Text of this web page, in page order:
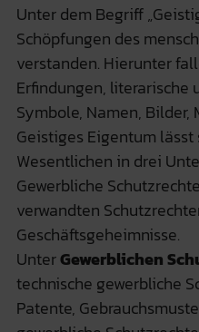
Unter dem Begriff
Schöpfungen des
verstanden. Hierunter
Erfindungen, literarische
Symbole, Namen, Bilder,
Geistiges Eigentum
Wesentlichen in drei
Gewerbliche
verwandten
Geschäftsgeheimnisse.
UnterGewerblichen
technische gewerbliche
Patente,